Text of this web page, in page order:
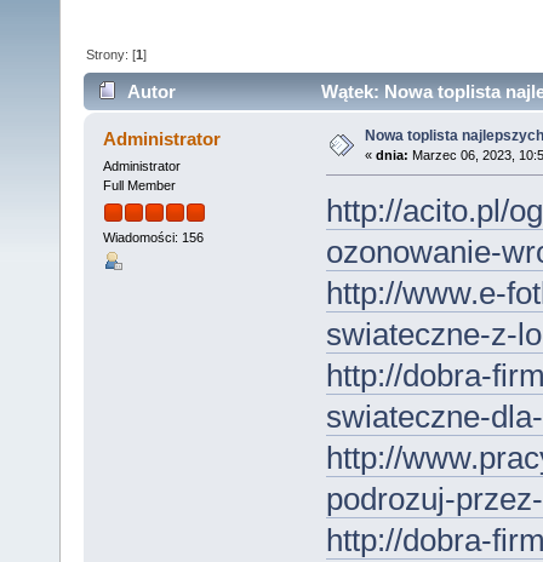
Strony: [1]
Autor Wątek: Nowa toplista
Administrator
Administrator
Full Member
Wiadomości: 156
Nowa toplista
« dnia: Marzec 06, 2023,
http://acito.pl/
ozonowanie-
http://www.e-
swiateczne-z-
http://dobra-
swiateczne-
http://
podrozuj-
http://dobra-